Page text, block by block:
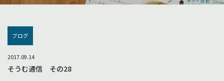
ブログ
2017.09.14
そうむ通信 その28